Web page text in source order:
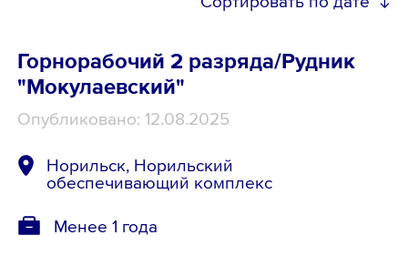
Горнорабочий 2 разряда/Рудник
"Мокулаевский"
Опубликовано: 12.08.2025
Норильск, Норильский
обеспечивающий комплекс
Менее 1 года